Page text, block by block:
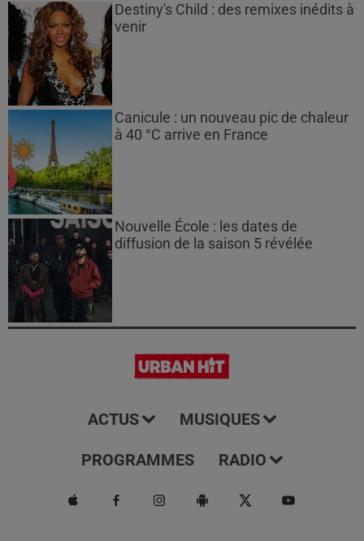
Destiny's Child : des remixes inédits à
venir
Canicule : un nouveau pic de chaleur
à 40 °C arrive en France
Nouvelle École : les dates de
diffusion de la saison 5 révélée
ACTUS MUSIQUES
PROGRAMMES RADIO